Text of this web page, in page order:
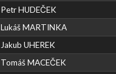
Petr HUDEČEK
Lukáš MARTINKA
Jakub UHEREK
Tomáš MACEČEK